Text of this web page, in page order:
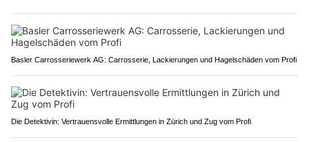
Basler Carrosseriewerk AG: Carrosserie, Lackierungen und Hagelschäden vom Profi
Die Detektivin: Vertrauensvolle Ermittlungen in Zürich und Zug vom Profi